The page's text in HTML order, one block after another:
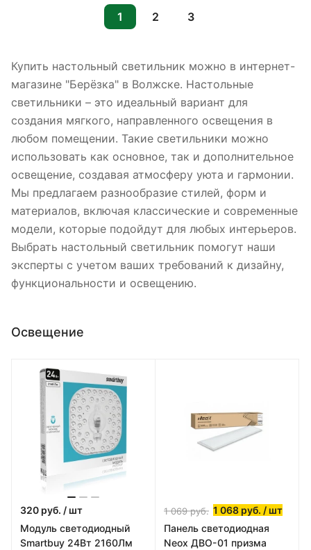
1 2 3
Купить настольный светильник можно в интернет-
магазине "Берёзка" в Волжске. Настольные
светильники – это идеальный вариант для
создания мягкого, направленного освещения в
любом помещении. Такие светильники можно
использовать как основное, так и дополнительное
освещение, создавая атмосферу уюта и гармонии.
Мы предлагаем разнообразие стилей, форм и
материалов, включая классические и современные
модели, которые подойдут для любых интерьеров.
Выбрать настольный светильник помогут наши
эксперты с учетом ваших требований к дизайну,
функциональности и освещению.
Освещение
320 руб. / шт
Модуль светодиодный
Smartbuy 24Вт 2160Лм
1 069руб. 1 068 руб. / шт
Панель светодиодная
Neox ДВО-01 призма